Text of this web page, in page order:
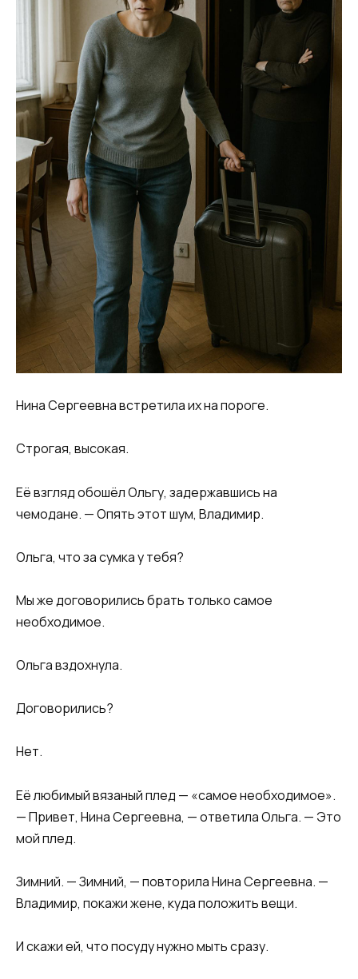
Нина Сергеевна встретила их на пороге.
Строгая, высокая.
Её взгляд обошёл Ольгу, задержавшись на
чемодане. — Опять этот шум, Владимир.
Ольга, что за сумка у тебя?
Мы же договорились брать только самое
необходимое.
Ольга вздохнула.
Договорились?
Нет.
Её любимый вязаный плед — «самое необходимое».
— Привет, Нина Сергеевна, — ответила Ольга. — Это
мой плед.
Зимний. — Зимний, — повторила Нина Сергеевна. —
Владимир, покажи жене, куда положить вещи.
И скажи ей, что посуду нужно мыть сразу.